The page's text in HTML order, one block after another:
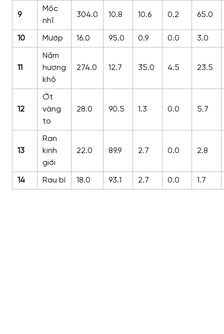
9
Mộc
nhĩ
304.0 10.8 10.6 0.2 65.0
10 Mướp 16.0 95.0 0.9 0.0 3.0
11
Nấm
hương
khô
274.0 12.7 35.0 4.5 23.5
12
Ớt
vàng
to
28.0 90.5 1.3 0.0 5.7
13
Ran
kinh
giới
22.0 89.9 2.7 0.0 2.8
14 Rau bí 18.0 93.1 2.7 0.0 1.7